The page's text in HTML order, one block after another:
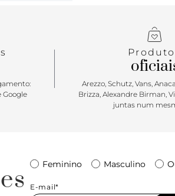
Tintas e
Google
Arezzo, Schutz, Vans,
Brizza, Alexandre Birman,
juntas num
Feminino Masculino
E-mail*